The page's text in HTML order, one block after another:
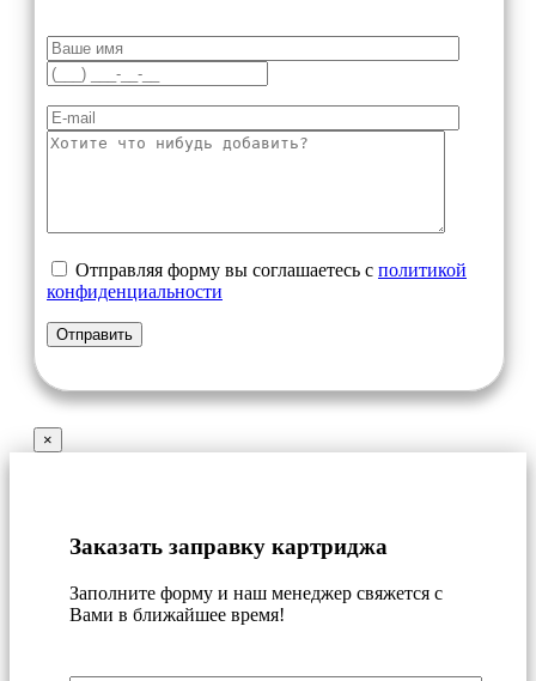
Отправляя форму вы соглашаетесь с политикой
конфиденциальности
×
Заказать заправку картриджа
Заполните форму и наш менеджер свяжется с
Вами в ближайшее время!